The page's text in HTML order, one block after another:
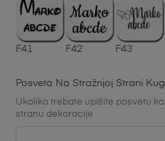
F41 F42 F43
Posveta Na Stražnjoj Strani
Ukoliko trebate upišite posvetu
stranu dekoracije